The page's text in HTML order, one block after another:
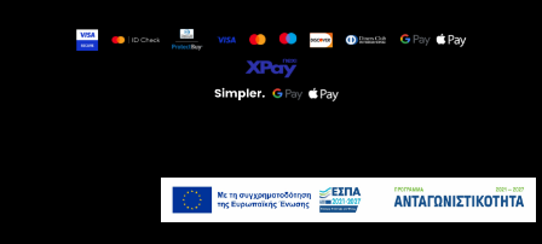
Προσθήκη στο καλάθι